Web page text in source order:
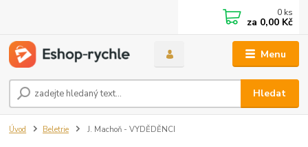
Menu
Hledat
0 ks
za 0,00 Kč
Úvod Beletrie J. Machoň - VYDĚDĚNCI